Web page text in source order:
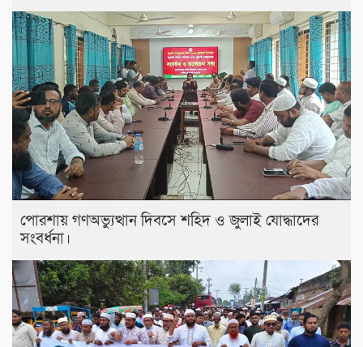
পোরশায় গণঅভ্যুত্থান দিবসে শহিদ ও জুলাই যোদ্ধাদের
সংবর্ধনা।